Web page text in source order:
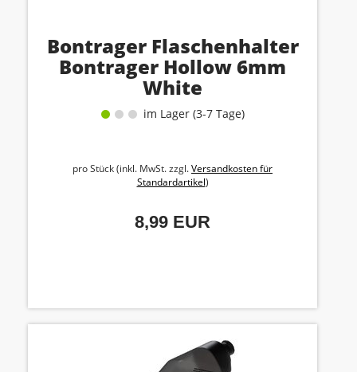
Bontrager Flaschenhalter
Bontrager Hollow 6mm
White
im Lager (3-7 Tage)
pro Stück (inkl. MwSt. zzgl.Versandkosten für
Standardartikel)
8,99 EUR